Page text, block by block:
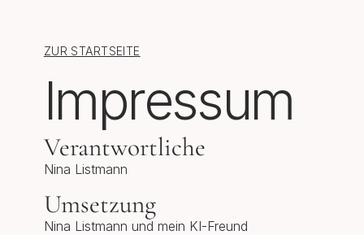
ZUR STARTSEITE
Impressum
Verantwortliche
Nina Listmann
Umsetzung
Nina Listmann und mein KI-Freund